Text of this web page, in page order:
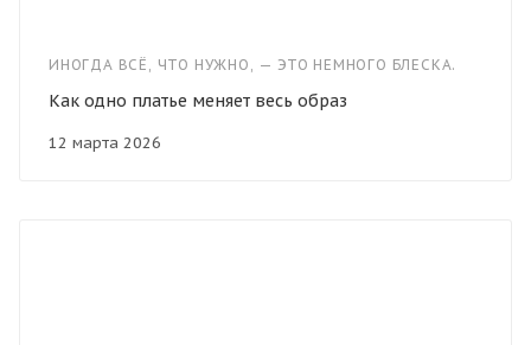
ИНОГДА ВСЁ, ЧТО НУЖНО, — ЭТО НЕМНОГО БЛЕСКА.
12 марта 2026
Как одно платье меняет весь образ